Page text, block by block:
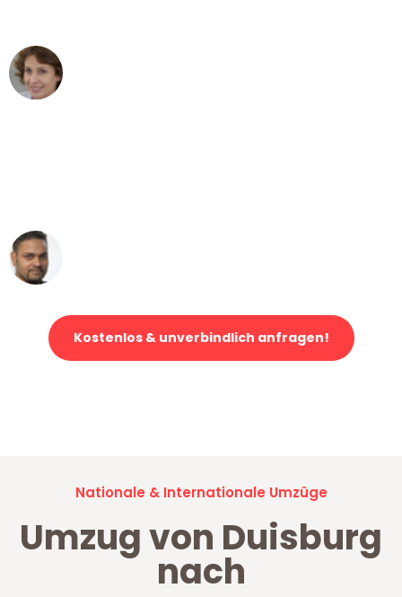
Kostenlos & unverbindlich anfragen!
Nationale & Internationale Umzüge
Umzug von Duisburg
nach